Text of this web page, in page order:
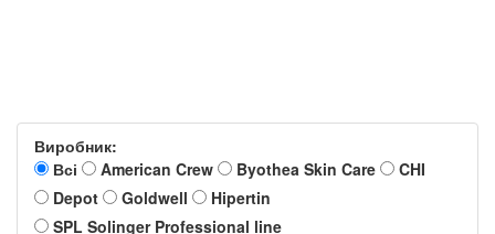
Виробник:
Всі
American Crew Byothea Skin Care
CHI
Depot
Goldwell
Hipertin
SPL Solinger Professional line